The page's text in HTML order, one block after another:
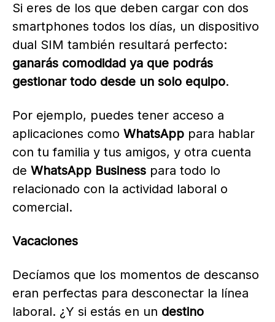
Si eres de los que deben cargar con dos
smartphones todos los días, un dispositivo
dual SIM también resultará perfecto:
ganarás comodidad ya que podrás
gestionar todo desde un solo equipo.
Por ejemplo, puedes tener acceso a
aplicaciones como WhatsApp para hablar
con tu familia y tus amigos, y otra cuenta
de WhatsApp Business para todo lo
relacionado con la actividad laboral o
comercial.
Vacaciones
Decíamos que los momentos de descanso
eran perfectas para desconectar la línea
laboral. ¿Y si estás en un destino